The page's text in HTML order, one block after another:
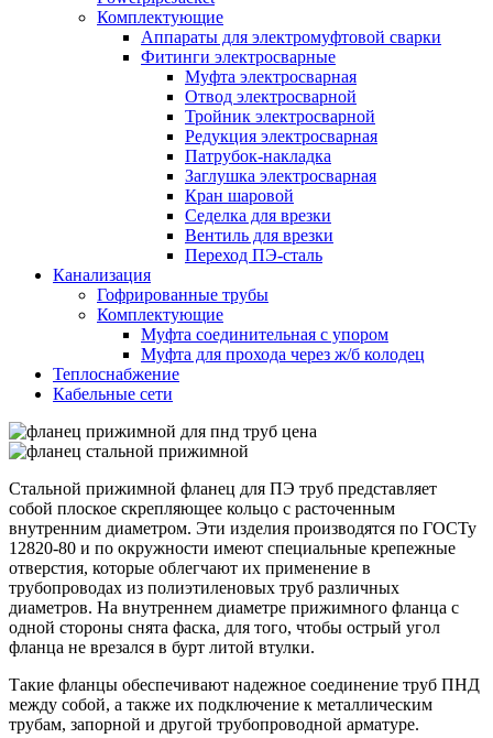
Комплектующие
Аппараты для электромуфтовой сварки
Фитинги электросварные
Муфта электросварная
Отвод электросварной
Тройник электросварной
Редукция электросварная
Патрубок-накладка
Заглушка электросварная
Кран шаровой
Седелка для врезки
Вентиль для врезки
Переход ПЭ-сталь
Канализация
Гофрированные трубы
Комплектующие
Муфта соединительная с упором
Муфта для прохода через ж/б колодец
Теплоснабжение
Кабельные сети
Стальной прижимной фланец для ПЭ труб представляет
собой плоское скрепляющее кольцо с расточенным
внутренним диаметром. Эти изделия производятся по ГОСТу
12820-80 и по окружности имеют специальные крепежные
отверстия, которые облегчают их применение в
трубопроводах из полиэтиленовых труб различных
диаметров. На внутреннем диаметре прижимного фланца с
одной стороны снята фаска, для того, чтобы острый угол
фланца не врезался в бурт литой втулки.
Такие фланцы обеспечивают надежное соединение труб ПНД
между собой, а также их подключение к металлическим
трубам, запорной и другой трубопроводной арматуре.